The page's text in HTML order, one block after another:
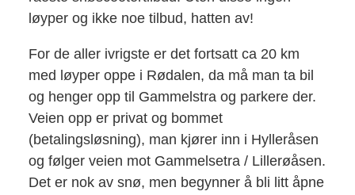
løyper og ikke noe tilbud, hatten av!
For de aller ivrigste er det fortsatt ca 20 km
med løyper oppe i Rødalen, da må man ta bil
og henger opp til Gammelstra og parkere der.
Veien opp er privat og bommet
(betalingsløsning), man kjører inn i Hylleråsen
og følger veien mot Gammelsetra / Lillerøåsen.
Det er nok av snø, men begynner å bli litt åpne